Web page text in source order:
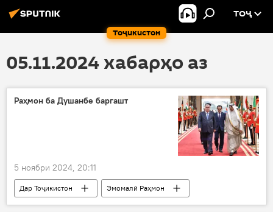
Тоҷикистон
ТОҶ
05.11.2024 хабарҳо аз
Раҳмон ба Душанбе баргашт
5 ноябри 2024, 20:11
Дар Тоҷикистон
Эмомалӣ Раҳмон
Кувайт
Сиёсат бозгашт